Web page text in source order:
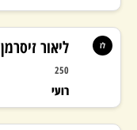
ליאור זיסרמן
250
רועי
לז